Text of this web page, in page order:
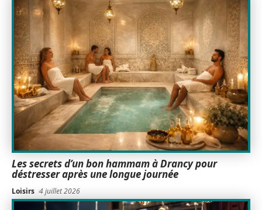
Les secrets d’un bon hammam à Drancy pour
déstresser après une longue journée
Loisirs 4 juillet 2026